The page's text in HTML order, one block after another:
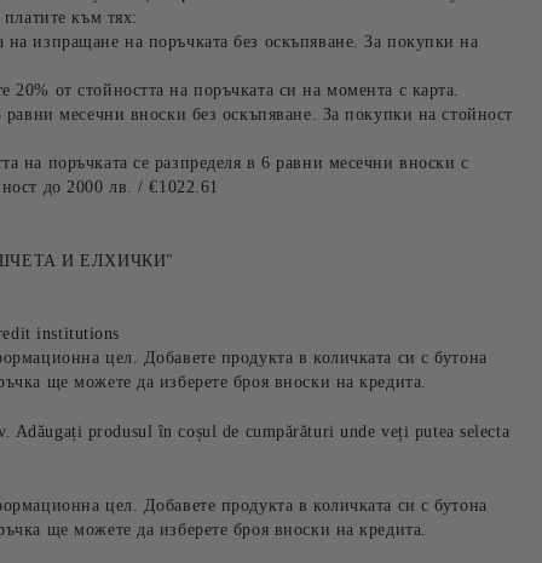
към тях:
изпращане на поръчката без оскъпяване. За покупки на
от стойността на поръчката си на момента с карта.
равни месечни вноски без оскъпяване. За покупки на стойност
на поръчката се разпределя в 6 равни месечни вноски с
до 2000 лв. / €1022.61
И ЕЛХИЧКИ"
institutions
цел. Добавете продукта в количката си с бутона
ще можете да изберете броя вноски на кредита.
Adăugați produsul în coșul de cumpărături unde veți putea selecta
цел. Добавете продукта в количката си с бутона
ще можете да изберете броя вноски на кредита.